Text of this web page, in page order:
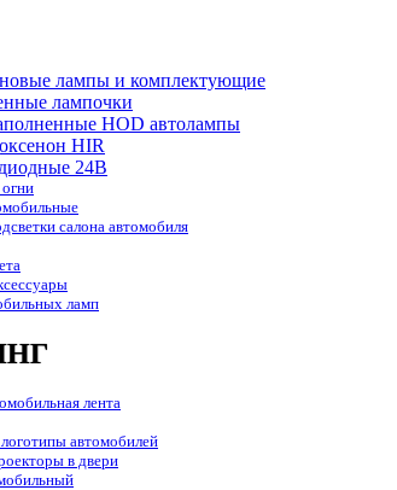
лампы и комплектующие
лампочки
HOD автолампы
HIR
24B
салона автомобиля
ламп
лента
автомобилей
в двери